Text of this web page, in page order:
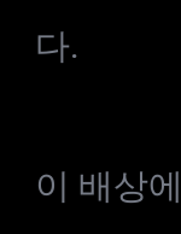
다.
이 배상에